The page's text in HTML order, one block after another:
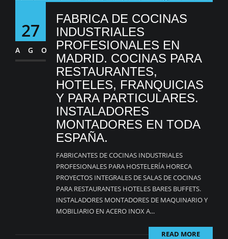
27
AGO
FABRICA DE COCINAS
INDUSTRIALES
PROFESIONALES EN
MADRID. COCINAS PARA
RESTAURANTES,
HOTELES, FRANQUICIAS
Y PARA PARTICULARES.
INSTALADORES
MONTADORES EN TODA
ESPAÑA.
FABRICANTES DE COCINAS INDUSTRIALES
PROFESIONALES PARA HOSTELERÍA HORECA
PROYECTOS INTEGRALES DE SALAS DE COCINAS
PARA RESTAURANTES HOTELES BARES BUFFETS.
INSTALADORES MONTADORES DE MAQUINARIO Y
MOBILIARIO EN ACERO INOX A...
READ MORE